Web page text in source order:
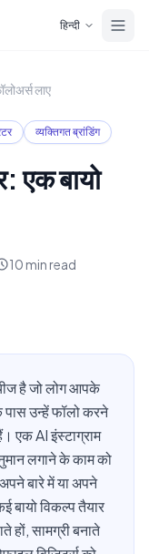
हिन्दी
लाए
व्यक्तिगत ब्रांडिंग
एक बायो
10 min read
है जो लोग आपके
उन्हें फॉलो करने
एक AI इंस्टाग्राम
लगाने के काम को
बारे में या अपने
विकल्प तैयार
हों, सामग्री बनाते